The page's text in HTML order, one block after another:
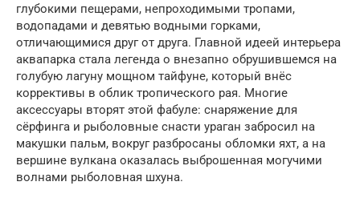
глубокими пещерами, непроходимыми тропами,
водопадами и девятью водными горками,
отличающимися друг от друга. Главной идеей интерьера
аквапарка стала легенда о внезапно обрушившемся на
голубую лагуну мощном тайфуне, который внёс
коррективы в облик тропического рая. Многие
аксессуары вторят этой фабуле: снаряжение для
сёрфинга и рыболовные снасти ураган забросил на
макушки пальм, вокруг разбросаны обломки яхт, а на
вершине вулкана оказалась выброшенная могучими
волнами рыболовная шхуна.